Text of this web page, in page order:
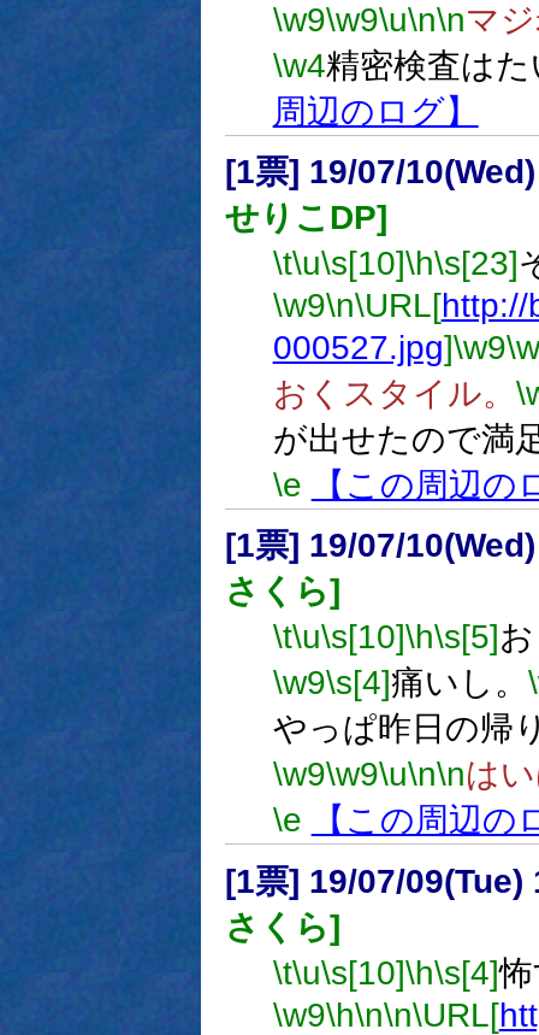
\w9\w9\u\n\nマ
\w4精密検査は
周辺のログ】
[1票] 19/07/
せりこDP]
\t\u\s[10]\h\s[23]
\w9\n\URL[http://
000527.jpg]\w9
おくスタイル。
が出せたので満
\e
【この周辺の
[1票] 19/07/
さくら]
\t\u\s[10]\h\s[5]
\w9\s[4]痛いし。
やっぱ昨日の帰
\w9\w9\u\n\nは
\e
【この周辺の
[1票] 19/07/09(Tue)
さくら]
\t\u\s[10]\h\s[4]
\w9\h\n\n\URL[